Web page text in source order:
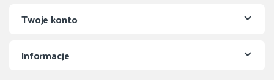
Twoje konto
Informacje